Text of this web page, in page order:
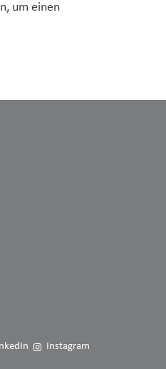
um einen
Instagram